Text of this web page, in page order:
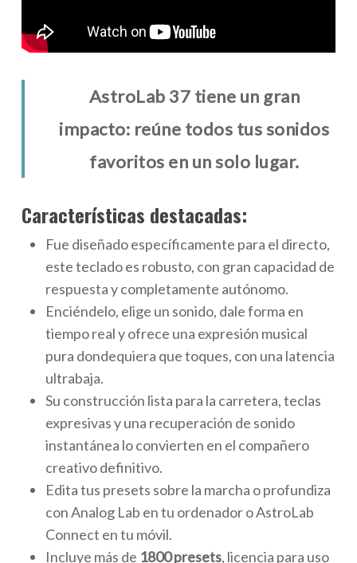
AstroLab 37 tiene un gran
impacto: reúne todos tus sonidos
favoritos en un solo lugar.
Características destacadas:
Fue diseñado específicamente para el directo,
este teclado es robusto, con gran capacidad de
respuesta y completamente autónomo.
Enciéndelo, elige un sonido, dale forma en
tiempo real y ofrece una expresión musical
pura dondequiera que toques, con una latencia
ultrabaja.
Su construcción lista para la carretera, teclas
expresivas y una recuperación de sonido
instantánea lo convierten en el compañero
creativo definitivo.
Edita tus presets sobre la marcha o profundiza
con Analog Lab en tu ordenador o AstroLab
Connect en tu móvil.
Incluye más de 1800 presets, licencia para uso